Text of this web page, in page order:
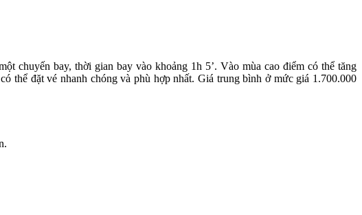
chuyến bay, thời gian bay vào khoảng 1h 5’. Vào mùa cao điểm có thể tăng
thể đặt vé nhanh chóng và phù hợp nhất. Giá trung bình ở mức giá 1.700.000